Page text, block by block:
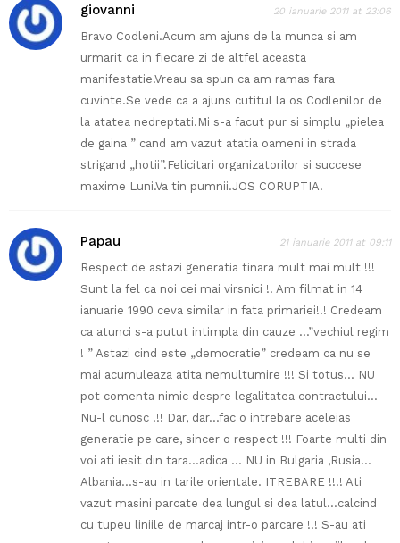
giovanni 20 ianuarie 2011 at 23:06
Bravo Codleni.Acum am ajuns de la munca si am
urmarit ca in fiecare zi de altfel aceasta
manifestatie.Vreau sa spun ca am ramas fara
cuvinte.Se vede ca a ajuns cutitul la os Codlenilor de
la atatea nedreptati.Mi s-a facut pur si simplu „pielea
de gaina ” cand am vazut atatia oameni in strada
strigand „hotii”.Felicitari organizatorilor si succese
maxime Luni.Va tin pumnii.JOS CORUPTIA.
Papau 21 ianuarie 2011 at 09:11
Respect de astazi generatia tinara mult mai mult !!!
Sunt la fel ca noi cei mai virsnici !! Am filmat in 14
ianuarie 1990 ceva similar in fata primariei!!! Credeam
ca atunci s-a putut intimpla din cauze …”vechiul regim
! ” Astazi cind este „democratie” credeam ca nu se
mai acumuleaza atita nemultumire !!! Si totus… NU
pot comenta nimic despre legalitatea contractului…
Nu-l cunosc !!! Dar, dar…fac o intrebare aceleias
generatie pe care, sincer o respect !!! Foarte multi din
voi ati iesit din tara…adica … NU in Bulgaria ,Rusia…
Albania…s-au in tarile orientale. ITREBARE !!!! Ati
vazut masini parcate dea lungul si dea latul…calcind
cu tupeu liniile de marcaj intr-o parcare !!! S-au ati